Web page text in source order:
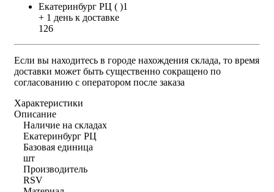
Екатеринбург РЦ ( )1
+ 1 день к доставке
126
Если вы находитесь в городе нахождения склада, то время
доставки может быть существенно сокращено по
согласованию с оператором после заказа
Характеристики
Описание
Наличие на складах
Екатеринбург РЦ
Базовая единица
шт
Производитель
RSV